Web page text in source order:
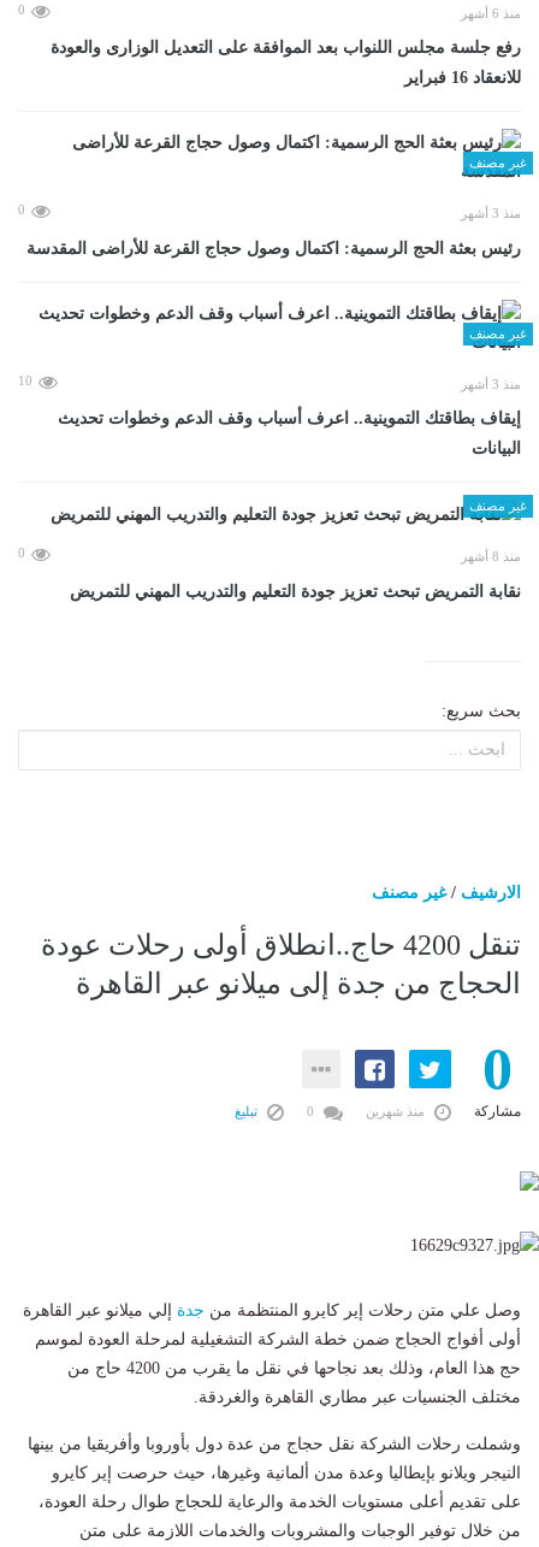
منذ 6 أشهر 0
رفع جلسة مجلس اللنواب بعد الموافقة على التعديل الوزارى والعودة
للانعقاد 16 فبراير
غير مصنف
منذ 3 أشهر 0
رئيس بعثة الحج الرسمية: اكتمال وصول حجاج القرعة للأراضى المقدسة
غير مصنف
منذ 3 أشهر 10
إيقاف بطاقتك التموينية.. اعرف أسباب وقف الدعم وخطوات تحديث
البيانات
غير مصنف
منذ 8 أشهر 0
نقابة التمريض تبحث تعزيز جودة التعليم والتدريب المهني للتمريض
بحث سريع:
الارشيف /غير مصنف
تنقل 4200 حاج..انطلاق أولى رحلات عودة
الحجاج من جدة إلى ميلانو عبر القاهرة
0
مشاركة منذ شهرين تبليغ
وصل علي متن رحلات إير كايرو المنتظمة من جدة إلي ميلانو عبر القاهرة
أولى أفواج الحجاج ضمن خطة الشركة التشغيلية لمرحلة العودة لموسم
حج هذا العام، وذلك بعد نجاحها في نقل ما يقرب من 4200 حاج من
مختلف الجنسيات عبر مطاري القاهرة والغردقة.
وشملت رحلات الشركة نقل حجاج من عدة دول بأوروبا وأفريقيا من بينها
النيجر ويلانو بإيطاليا وعدة مدن ألمانية وغيرها، حيث حرصت إير كايرو
على تقديم أعلى مستويات الخدمة والرعاية للحجاج طوال رحلة العودة،
من خلال توفير الوجبات والمشروبات والخدمات اللازمة على متن